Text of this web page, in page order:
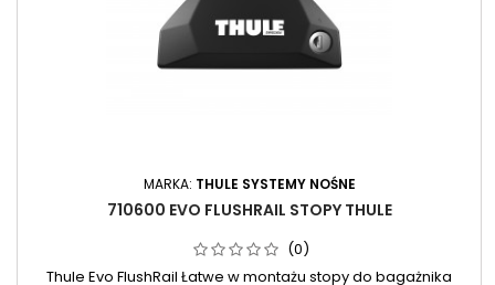
MARKA: THULE SYSTEMY NOŚNE
710600 EVO FLUSHRAIL STOPY THULE
(0)
Thule Evo FlushRail Łatwe w montażu stopy do bagażnika